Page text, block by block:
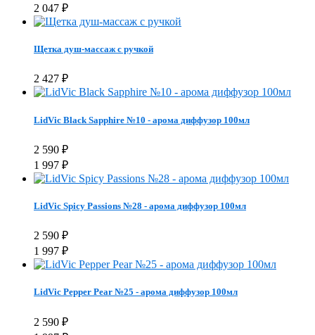
2 047 ₽
Щетка душ-массаж с ручкой
2 427 ₽
LidVic Black Sapphire №10 - арома диффузор 100мл
2 590 ₽
1 997 ₽
LidVic Spicy Passions №28 - арома диффузор 100мл
2 590 ₽
1 997 ₽
LidVic Pepper Pear №25 - арома диффузор 100мл
2 590 ₽